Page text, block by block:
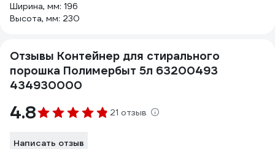
Ширина, мм: 196
Высота, мм: 230
Отзывы Контейнер для стирального
порошка Полимербыт 5л 63200493
434930000
4.8 21 отзыв
Написать отзыв